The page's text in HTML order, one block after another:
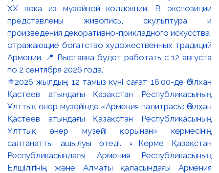
⚜️2026 жылдың 12 тамыз күні сағат 16:00-де Әбілхан
Қастеев атындағы Қазақстан Республикасының
Ұлттық өнер музейінде «Армения палитрасы: Әбілхан
Қастеев атындағы Қазақстан Республикасының
Ұлттық өнер музейі қорынан» көрмесінің
салтанатты ашылуы өтеді. ▫️Көрме Қазақстан
Республикасындағы Армения Республикасының
Елшілігінің және Алматы қаласындағы Армения